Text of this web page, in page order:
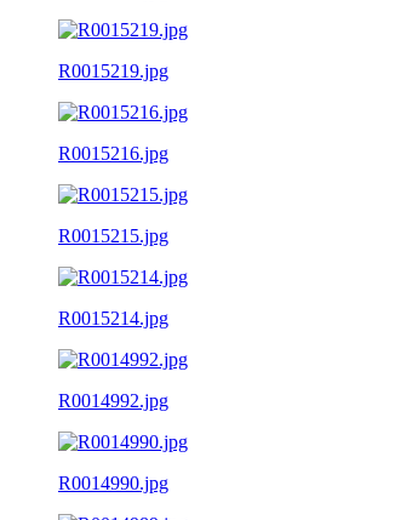
R0015219.jpg
R0015216.jpg
R0015215.jpg
R0015214.jpg
R0014992.jpg
R0014990.jpg